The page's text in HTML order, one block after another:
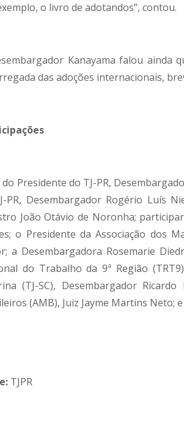
o livro de adotandos”, contou.
Kanayama falou ainda
das adoções internacionais,
do Presidente do TJ-PR,
PR, Desembargador Rogério Luís
João Otávio de Noronha;
o Presidente da Associação dos
a Desembargadora Rosemarie
do Trabalho da 9ª Região
(TJ-SC), Desembargador
(AMB), Juiz Jayme Martins Neto;
TJPR